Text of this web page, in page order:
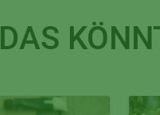
DAS